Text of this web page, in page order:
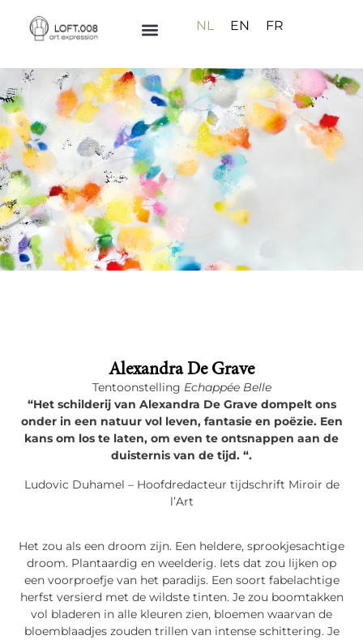
NL EN FR
Alexandra De Grave
Tentoonstelling Echappée Belle
“Het schilderij van Alexandra De Grave dompelt ons
onder in een natuur vol leven, fantasie en poëzie. Een
kans om los te laten, om even te ontsnappen aan de
duisternis van de tijd. “.
Ludovic Duhamel – Hoofdredacteur tijdschrift Miroir de
l’Art
Het zou als een droom zijn. Een heldere, sprookjesachtige
droom. Plantaardig en weelderig. Iets dat zou lijken op
een voorproefje van het paradijs. Een soort fabelachtige
herfst versierd met de wildste tinten. Je zou boomtakken
vol bladeren in alle kleuren zien, bloemen waarvan de
bloemblaadjes zouden trillen van intense schittering. Je